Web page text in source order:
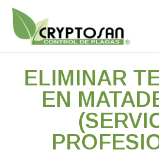
ELIMINAR
EN